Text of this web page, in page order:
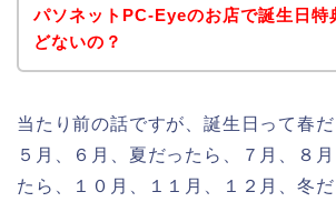
パソネットPC-Eyeのお店で誕生日特
どないの？
当たり前の話ですが、誕生日って春だ
５月、６月、夏だったら、７月、８
たら、１０月、１１月、１２月、冬だ